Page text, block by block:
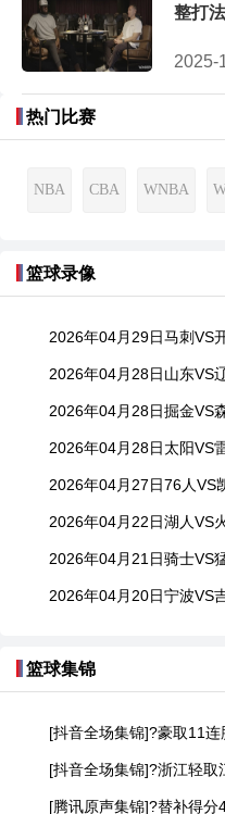
整打
2025-
热门比赛
NBA CBA WNBA
篮球录像
2026年04月29日马刺VS开
2026年04月28日山东VS
2026年04月28日掘金VS森
2026年04月28日太阳VS
2026年04月27日76人VS凯
2026年04月22日湖人VS
2026年04月21日骑士VS
2026年04月20日宁波VS
篮球集锦
[抖音全场集锦]?豪取11连胜！深圳力克山
[抖音全场集锦]?浙江轻取江苏收获6连胜！
[腾讯原声集锦]?替补得分48-10！文班